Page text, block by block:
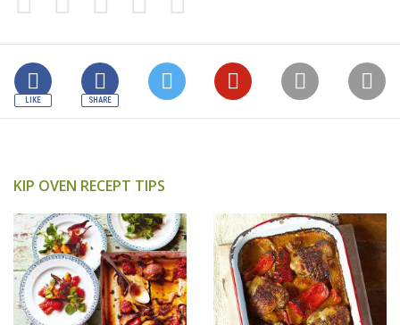
KIP OVEN RECEPT TIPS